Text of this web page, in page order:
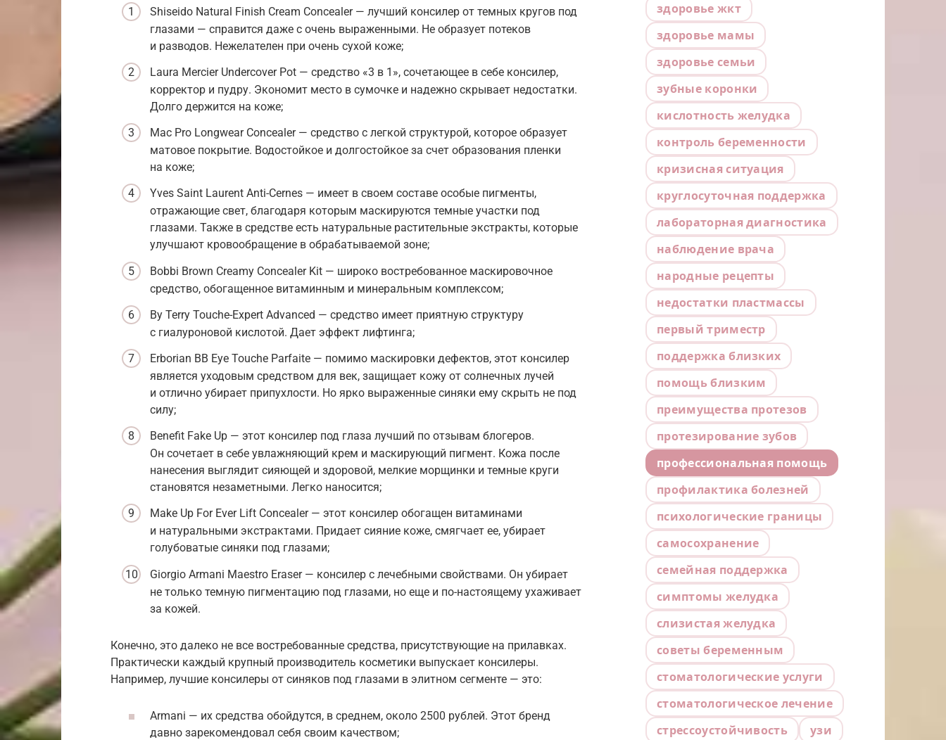
Shiseido Natural Finish Cream Concealer — лучший консилер от темных кругов под
глазами — справится даже с очень выраженными. Не образует потеков
и разводов. Нежелателен при очень сухой коже;
Laura Mercier Undercover Pot — средство «3 в 1», сочетающее в себе консилер,
корректор и пудру. Экономит место в сумочке и надежно скрывает недостатки.
Долго держится на коже;
Mac Pro Longwear Concealer — средство с легкой структурой, которое образует
матовое покрытие. Водостойкое и долгостойкое за счет образования пленки
на коже;
Yves Saint Laurent Anti-Cernes — имеет в своем составе особые пигменты,
отражающие свет, благодаря которым маскируются темные участки под
глазами. Также в средстве есть натуральные растительные экстракты, которые
улучшают кровообращение в обрабатываемой зоне;
Bobbi Brown Creamy Concealer Kit — широко востребованное маскировочное
средство, обогащенное витаминным и минеральным комплексом;
By Terry Touche-Expert Advanced — средство имеет приятную структуру
с гиалуроновой кислотой. Дает эффект лифтинга;
Erborian BB Eye Touche Parfaite — помимо маскировки дефектов, этот консилер
является уходовым средством для век, защищает кожу от солнечных лучей
и отлично убирает припухлости. Но ярко выраженные синяки ему скрыть не под
силу;
Benefit Fake Up — этот консилер под глаза лучший по отзывам блогеров.
Он сочетает в себе увлажняющий крем и маскирующий пигмент. Кожа после
нанесения выглядит сияющей и здоровой, мелкие морщинки и темные круги
становятся незаметными. Легко наносится;
Make Up For Ever Lift Concealer — этот консилер обогащен витаминами
и натуральными экстрактами. Придает сияние коже, смягчает ее, убирает
голубоватые синяки под глазами;
Giorgio Armani Maestro Eraser — консилер с лечебными свойствами. Он убирает
не только темную пигментацию под глазами, но еще и по-настоящему ухаживает
за кожей.
Конечно, это далеко не все востребованные средства, присутствующие на прилавках.
Практически каждый крупный производитель косметики выпускает консилеры.
Например, лучшие консилеры от синяков под глазами в элитном сегменте — это:
Armani — их средства обойдутся, в среднем, около 2500 рублей. Этот бренд
давно зарекомендовал себя своим качеством;
здоровье жкт
здоровье мамы
здоровье семьи
зубные коронки
кислотность желудка
контроль беременности
кризисная ситуация
круглосуточная поддержка
лабораторная диагностика
наблюдение врача
народные рецепты
недостатки пластмассы
первый триместр
поддержка близких
помощь близким
преимущества протезов
протезирование зубов
профессиональная помощь
профилактика болезней
психологические границы
самосохранение
семейная поддержка
симптомы желудка
слизистая желудка
советы беременным
стоматологические услуги
стоматологическое лечение
стрессоустойчивость
узи